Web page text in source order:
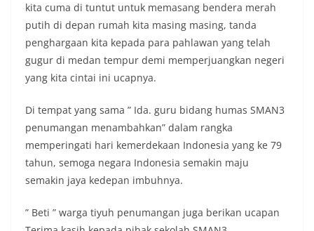
kita cuma di tuntut untuk memasang bendera merah
putih di depan rumah kita masing masing, tanda
penghargaan kita kepada para pahlawan yang telah
gugur di medan tempur demi memperjuangkan negeri
yang kita cintai ini ucapnya.
Di tempat yang sama ” Ida. guru bidang humas SMAN3
penumangan menambahkan” dalam rangka
memperingati hari kemerdekaan Indonesia yang ke 79
tahun, semoga negara Indonesia semakin maju
semakin jaya kedepan imbuhnya.
” Beti ” warga tiyuh penumangan juga berikan ucapan